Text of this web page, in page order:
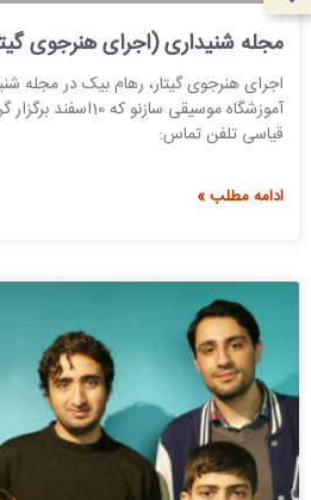
مجله شنیداری (اجرای هنرجوی
آموزشگاه موسیقی
قیاسی تلفن تماس:
ادامه مطلب »